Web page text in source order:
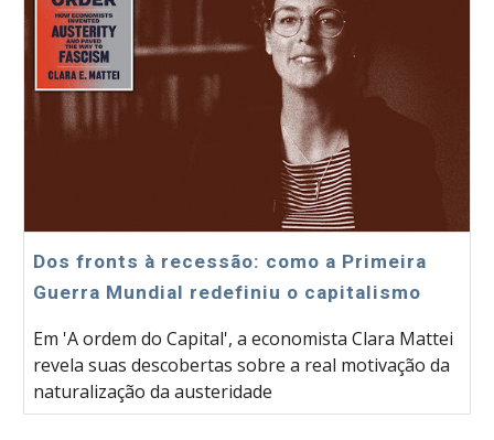
Dos fronts à recessão: como a Primeira
Guerra Mundial redefiniu o capitalismo
Em 'A ordem do Capital', a economista Clara Mattei
revela suas descobertas sobre a real motivação da
naturalização da austeridade